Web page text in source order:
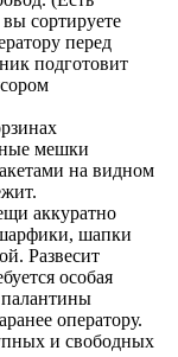
сортируете
перед
подготовит
мешки
на видном
аккуратно
шапки
Развесит
особая
палантины
оператору.
и свободных